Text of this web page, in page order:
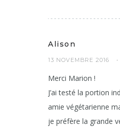
Alison
13 NOVEMBRE 2016
Merci Marion !
J’ai testé la portion
amie végétarienne
je préfère la grande